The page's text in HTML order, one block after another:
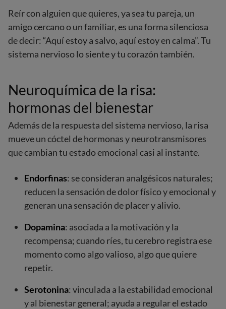
Reír con alguien que quieres, ya sea tu pareja, un
amigo cercano o un familiar, es una forma silenciosa
de decir: “Aquí estoy a salvo, aquí estoy en calma”. Tu
sistema nervioso lo siente y tu corazón también.
Neuroquímica de la risa:
hormonas del bienestar
Además de la respuesta del sistema nervioso, la risa
mueve un cóctel de hormonas y neurotransmisores
que cambian tu estado emocional casi al instante.
Endorfinas: se consideran analgésicos naturales;
reducen la sensación de dolor físico y emocional y
generan una sensación de placer y alivio.
Dopamina: asociada a la motivación y la
recompensa; cuando ríes, tu cerebro registra ese
momento como algo valioso, algo que quiere
repetir.
Serotonina: vinculada a la estabilidad emocional
y al bienestar general; ayuda a regular el estado